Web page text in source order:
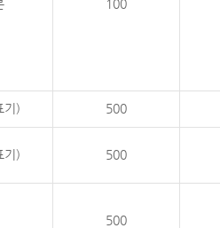
100
기) 500
기) 500
500